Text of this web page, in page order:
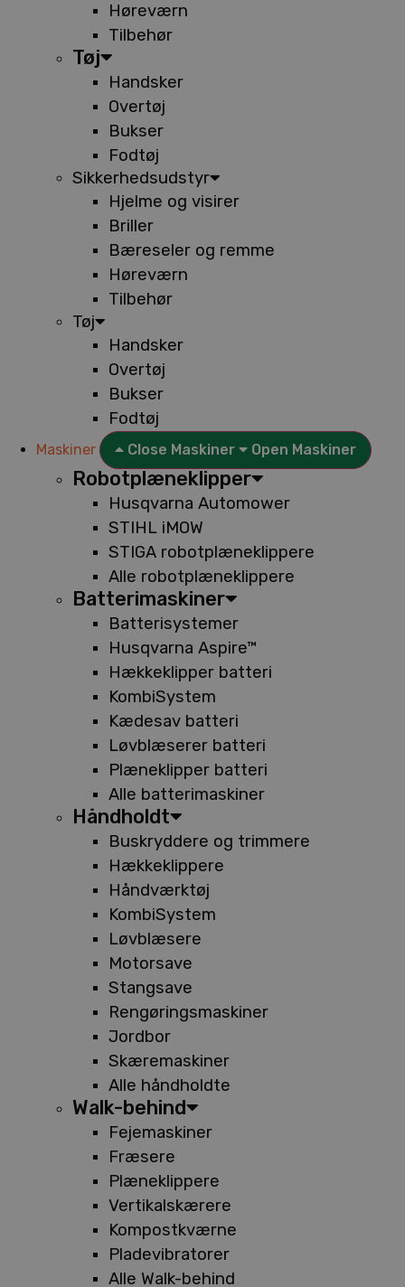
Høreværn
Tilbehør
Tøj
Handsker
Overtøj
Bukser
Fodtøj
Sikkerhedsudstyr
Hjelme og visirer
Briller
Bæreseler og remme
Høreværn
Tilbehør
Tøj
Handsker
Overtøj
Bukser
Fodtøj
Maskiner Close Maskiner Open Maskiner
Robotplæneklipper
Husqvarna Automower
STIHL iMOW
STIGA robotplæneklippere
Alle robotplæneklippere
Batterimaskiner
Batterisystemer
Husqvarna Aspire™
Hækkeklipper batteri
KombiSystem
Kædesav batteri
Løvblæserer batteri
Plæneklipper batteri
Alle batterimaskiner
Håndholdt
Buskryddere og trimmere
Hækkeklippere
Håndværktøj
KombiSystem
Løvblæsere
Motorsave
Stangsave
Rengøringsmaskiner
Jordbor
Skæremaskiner
Alle håndholdte
Walk-behind
Fejemaskiner
Fræsere
Plæneklippere
Vertikalskærere
Kompostkværne
Pladevibratorer
Alle Walk-behind